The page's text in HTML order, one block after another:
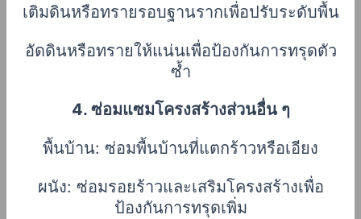
เติมดินหรือทรายรอบฐานรากเพื่อปรับระดับพื้น
อัดดินหรือทรายให้แน่นเพื่อป้องกันการทรุดตัว
ซ้ำ
4. ซ่อมแซมโครงสร้างส่วนอื่น ๆ
พื้นบ้าน: ซ่อมพื้นบ้านที่แตกร้าวหรือเอียง
ผนัง: ซ่อมรอยร้าวและเสริมโครงสร้างเพื่อ
ป้องกันการทรุดเพิ่ม